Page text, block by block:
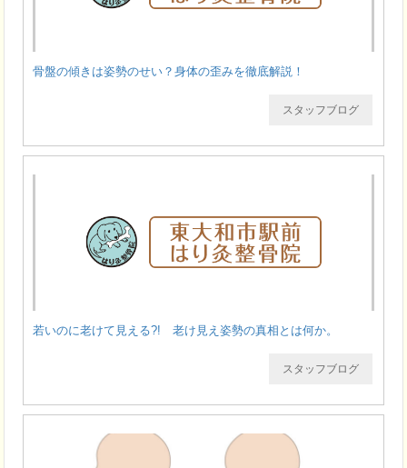
骨盤の傾きは姿勢のせい？身体の歪みを徹底解説！
スタッフブログ
若いのに老けて見える?! 老け見え姿勢の真相とは何か。
スタッフブログ